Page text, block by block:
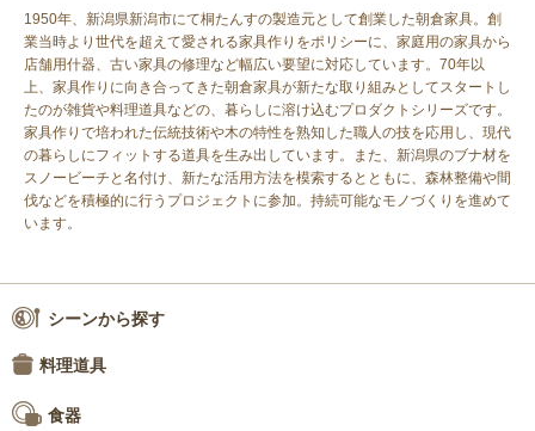
1950年、新潟県新潟市にて桐たんすの製造元として創業した朝倉家具。創
業当時より世代を超えて愛される家具作りをポリシーに、家庭用の家具から
店舗用什器、古い家具の修理など幅広い要望に対応しています。70年以
上、家具作りに向き合ってきた朝倉家具が新たな取り組みとしてスタートし
たのが雑貨や料理道具などの、暮らしに溶け込むプロダクトシリーズです。
家具作りで培われた伝統技術や木の特性を熟知した職人の技を応用し、現代
の暮らしにフィットする道具を生み出しています。また、新潟県のブナ材を
スノービーチと名付け、新たな活用方法を模索するとともに、森林整備や間
伐などを積極的に行うプロジェクトに参加。持続可能なモノづくりを進めて
います。
シーンから探す
料理道具
食器